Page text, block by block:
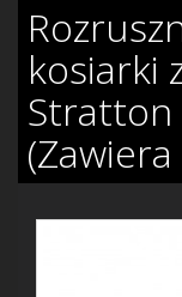
kosiarki
Stratton